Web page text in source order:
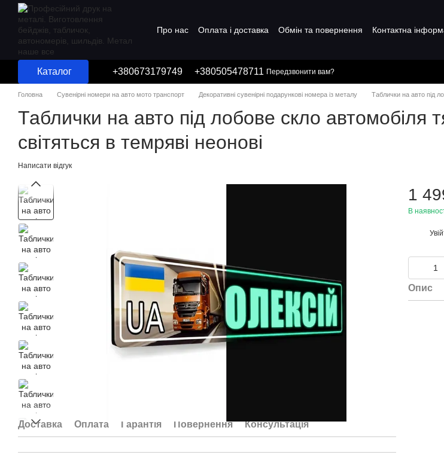
Перейти до основного контенту
Про нас Оплата і доставка Обмін та повернення Контактна
Каталог +380673179749 +380505478711 Передзвонити вам?
Головна Сувенірні номери на авто мото транспорт Декоративні сувенірні подарункові номера із металу Таблички на авто під
Таблички на авто під лобове скло автомобіля
світяться в темряві неонові
Написати відгук
Доставка Оплата Гарантія Повернення Консультація
1
В
Опис